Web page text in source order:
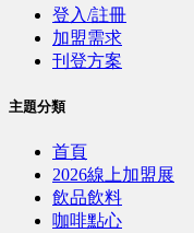
登入/註冊
加盟需求
刊登方案
主題分類
首頁
2026線上加盟展
飲品飲料
咖啡點心